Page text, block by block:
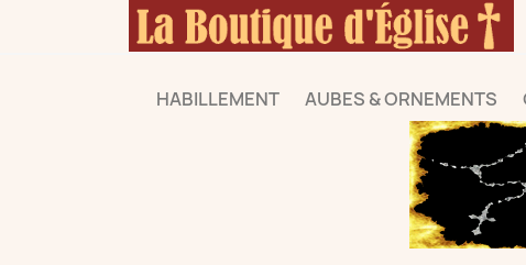
HABILLEMENT AUBES & ORNEMENTS